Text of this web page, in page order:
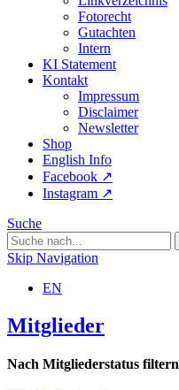
Fotorecht
Gutachten
Intern
KI Statement
Kontakt
Impressum
Disclaimer
Newsletter
Shop
English Info
Facebook ↗︎
Instagram ↗︎
Suche
Skip Navigation
EN
Mitglieder
Nach Mitgliederstatus filtern